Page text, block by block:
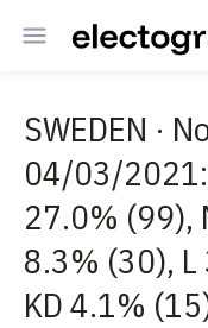
SWEDEN ·
04/03/
27.0% (99),
8.3% (30),
KD 4.1%